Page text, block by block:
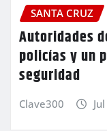
SANTA CRUZ
Autoridades
policías y un
seguridad
Clave300